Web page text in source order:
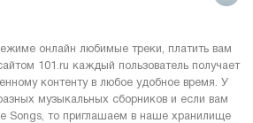
онлайн любимые треки, платить вам
101.ru каждый пользователь получает
контенту в любое удобное время. У
музыкальных сборников и если вам
Songs, то приглашаем в наше хранилище